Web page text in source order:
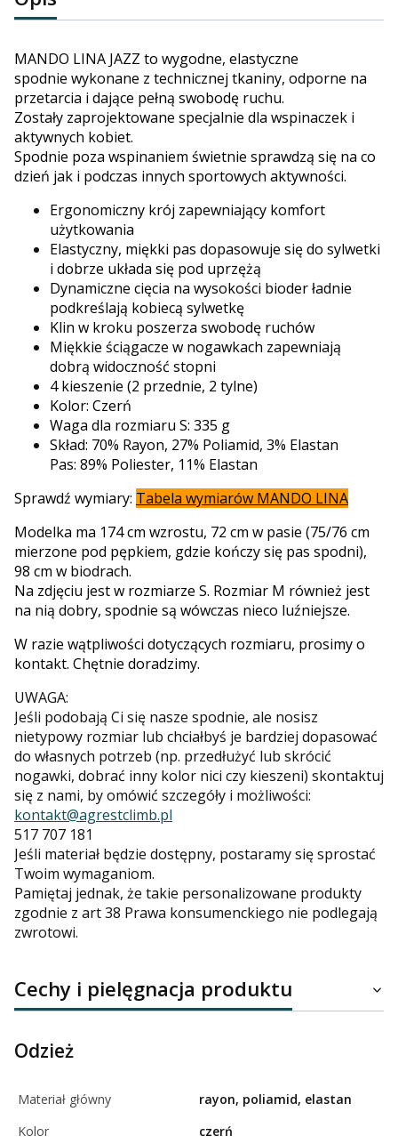
MANDO LINA JAZZ to wygodne, elastyczne
spodnie wykonane z technicznej tkaniny, odporne na
przetarcia i dające pełną swobodę ruchu.
Zostały zaprojektowane specjalnie dla wspinaczek i
aktywnych kobiet.
Spodnie poza wspinaniem świetnie sprawdzą się na co
dzień jak i podczas innych sportowych aktywności.
Ergonomiczny krój zapewniający komfort
użytkowania
Elastyczny, miękki pas dopasowuje się do sylwetki
i dobrze układa się pod uprzężą
Dynamiczne cięcia na wysokości bioder ładnie
podkreślają kobiecą sylwetkę
Klin w kroku poszerza swobodę ruchów
Miękkie ściągacze w nogawkach zapewniają
dobrą widoczność stopni
4 kieszenie (2 przednie, 2 tylne)
Kolor: Czerń
Waga dla rozmiaru S: 335 g
Skład: 70% Rayon, 27% Poliamid, 3% Elastan
Pas: 89% Poliester, 11% Elastan
Sprawdź wymiary: Tabela wymiarów MANDO LINA
Modelka ma 174 cm wzrostu, 72 cm w pasie (75/76 cm
mierzone pod pępkiem, gdzie kończy się pas spodni),
98 cm w biodrach.
Na zdjęciu jest w rozmiarze S. Rozmiar M również jest
na nią dobry, spodnie są wówczas nieco luźniejsze.
W razie wątpliwości dotyczących rozmiaru, prosimy o
kontakt. Chętnie doradzimy.
UWAGA:
Jeśli podobają Ci się nasze spodnie, ale nosisz
nietypowy rozmiar lub chciałbyś je bardziej dopasować
do własnych potrzeb (np. przedłużyć lub skrócić
nogawki, dobrać inny kolor nici czy kieszeni) skontaktuj
się z nami, by omówić szczegóły i możliwości:
kontakt@agrestclimb.pl
517 707 181
Jeśli materiał będzie dostępny, postaramy się sprostać
Twoim wymaganiom.
Pamiętaj jednak, że takie personalizowane produkty
zgodnie z art 38 Prawa konsumenckiego nie podlegają
zwrotowi.
Cechy i pielęgnacja produktu
Odzież
Materiał główny
rayon, poliamid, elastan
Kolor
czerń